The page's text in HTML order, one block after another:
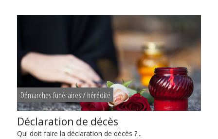
Démarches funéraires / hérédité
Déclaration de décès
Qui doit faire la déclaration de décès ?...